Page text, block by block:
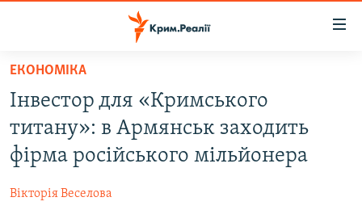
Перейти
основного
матеріалу
Перейти
до
основної
навігації
ВОДА.КРИМ
ВІДЕО ТА ФОТО
БЛОГИ
ЕКОНОМІКА
Інвестор для «Кримського
титану»: в Армянськ заходить
фірма російського мільйонера
Вікторія Веселова